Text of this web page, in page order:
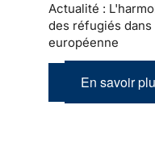
Actualité :
des réfugiés dans
européenne
En savoir